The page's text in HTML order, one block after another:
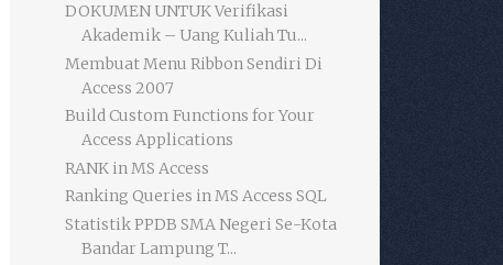
DOKUMEN UNTUK Verifikasi
Akademik – Uang Kuliah Tu...
Membuat Menu Ribbon Sendiri Di
Access 2007
Build Custom Functions for Your
Access Applications
RANK in MS Access
Ranking Queries in MS Access SQL
Statistik PPDB SMA Negeri Se-Kota
Bandar Lampung T...